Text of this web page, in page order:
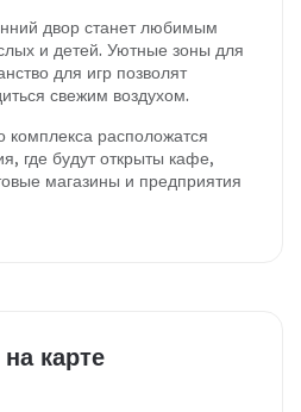
двор станет любимым
и детей. Уютные зоны для
для игр позволят
свежим воздухом.
комплекса расположатся
где будут открыты кафе,
магазины и предприятия
карте